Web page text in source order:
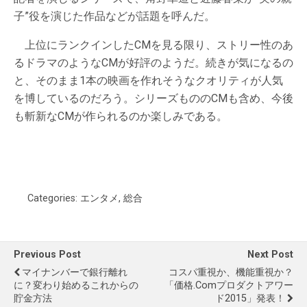
子”役を演じた作品などが話題を呼んだ。
上位にランクインしたCMを見る限り、ストリー性のあ
るドラマのようなCMが好評のようだ。続きが気になるの
と、そのまま1本の映画を作れそうなクオリティが人気
を博しているのだろう。シリーズもののCMも含め、今後
も斬新なCMが作られるのか楽しみである。
Categories: エンタメ, 総合
Previous Post
マイナンバーで銀行離れ
に？変わり始めるこれからの
貯金方法
Next Post
コスパ重視か、機能重視か？
「価格.comプロダクトアワー
ド2015」発表！